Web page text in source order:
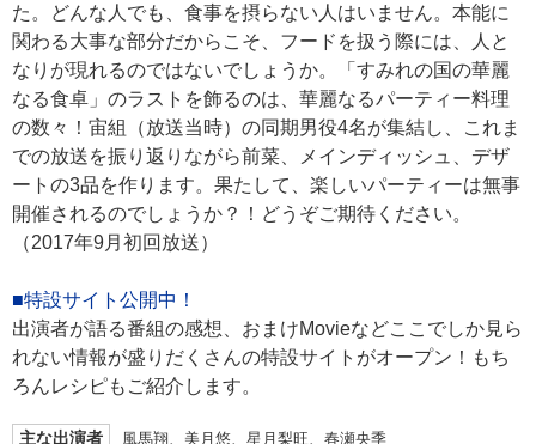
た。どんな人でも、食事を摂らない人はいません。本能に
関わる大事な部分だからこそ、フードを扱う際には、人と
なりが現れるのではないでしょうか。「すみれの国の華麗
なる食卓」のラストを飾るのは、華麗なるパーティー料理
の数々！宙組（放送当時）の同期男役4名が集結し、これま
での放送を振り返りながら前菜、メインディッシュ、デザ
ートの3品を作ります。果たして、楽しいパーティーは無事
開催されるのでしょうか？！どうぞご期待ください。
（2017年9月初回放送）
■特設サイト公開中！
出演者が語る番組の感想、おまけMovieなどここでしか見ら
れない情報が盛りだくさんの特設サイトがオープン！もち
ろんレシピもご紹介します。
主な出演者 風馬翔、美月悠、星月梨旺、春瀬央季